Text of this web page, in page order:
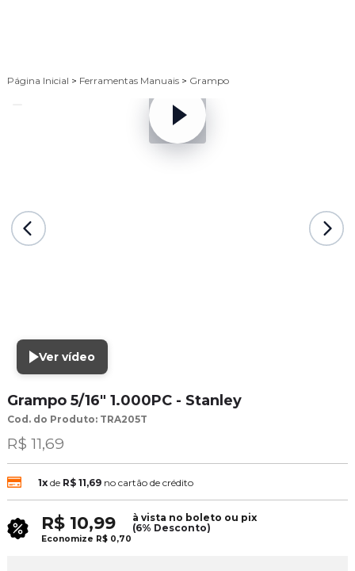
Página Inicial > Ferramentas Manuais > Grampo
Ver vídeo
Grampo 5/16" 1.000PC - Stanley
Cod. do Produto: TRA205T
R$ 11,69
1xde R$ 11,69 no cartão de crédito
R$ 10,99
à vista no boleto ou pix
(6% Desconto)
Economize R$ 0,70